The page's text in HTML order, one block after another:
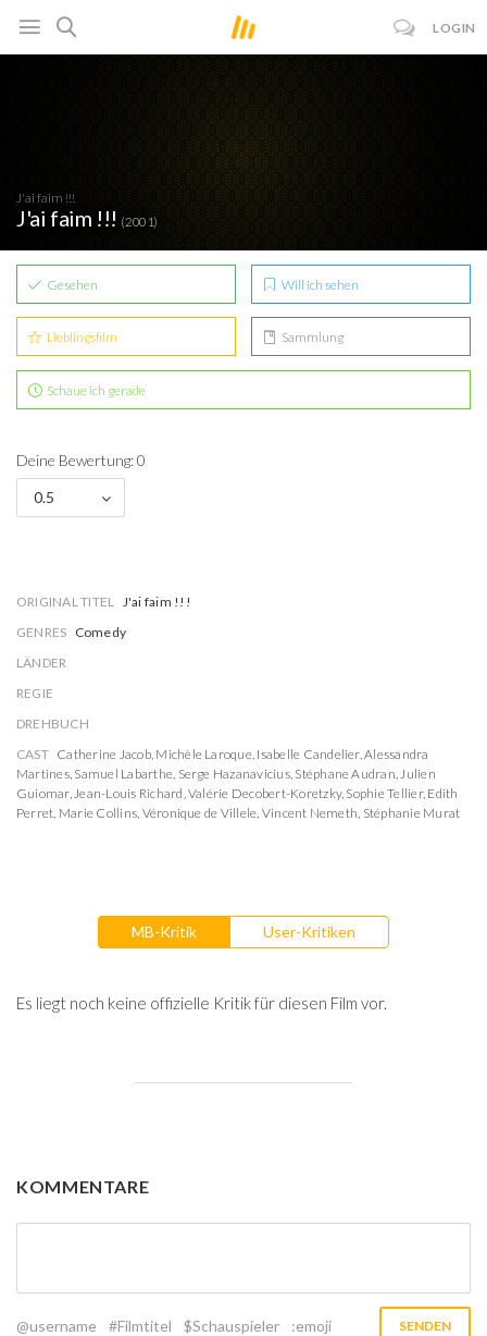
LOGIN
J'ai faim !!!
J'ai faim !!! (2001)
Gesehen Will ich sehen
Lieblingsfilm Sammlung
Schaue ich gerade
Deine Bewertung: 0
0.5
ORIGINAL TITEL J'ai faim !!!
GENRES Comedy
LÄNDER
REGIE
DREHBUCH
CAST Catherine Jacob, Michèle Laroque, Isabelle Candelier,Alessandra
Martines, Samuel Labarthe, Serge Hazanavicius, Stéphane Audran,Julien
Guiomar,Jean-Louis Richard,Valérie Decobert-Koretzky, Sophie Tellier, Edith
Perret, Marie Collins, Véronique de Villele, Vincent Nemeth, Stéphanie Murat
MB-Kritik User-Kritiken
Es liegt noch keine offizielle Kritik für diesen Film vor.
KOMMENTARE
@username #Filmtitel $Schauspieler :emoji